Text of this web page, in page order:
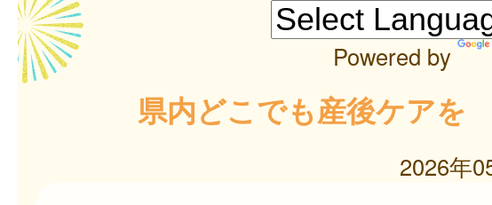
Powered by
県内どこでも産後ケアを
2026年